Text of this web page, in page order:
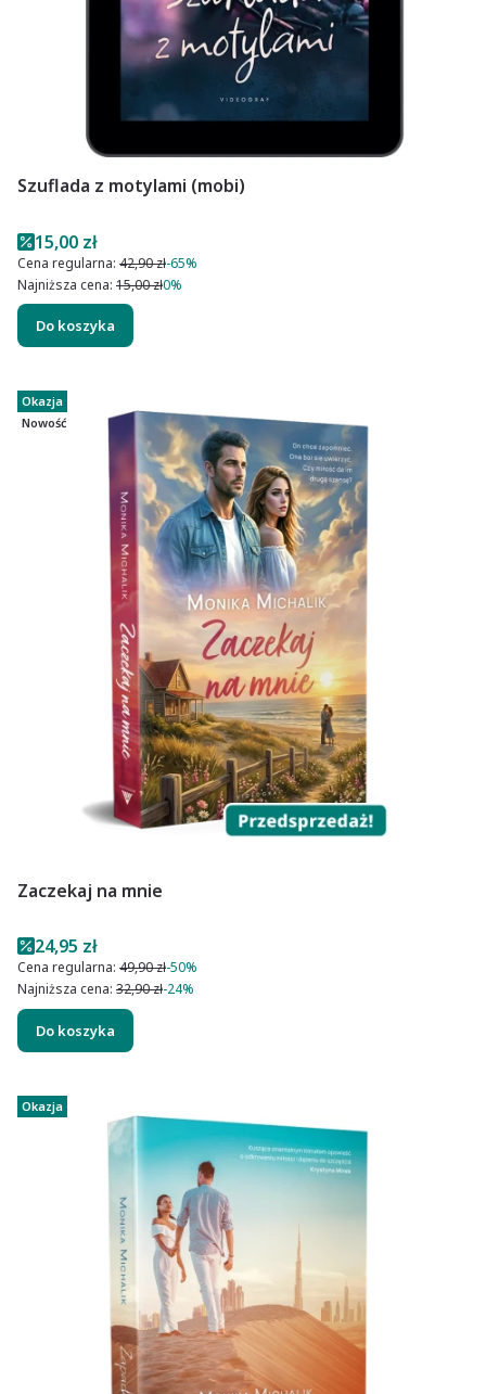
Szuflada z motylami (mobi)
Cena promocyjna
15,00 zł
Cena regularna: 42,90 zł-65%
Najniższa cena: 15,00 zł0%
Do koszyka
Okazja
Nowość
Zaczekaj na mnie
Cena promocyjna
24,95 zł
Cena regularna: 49,90 zł-50%
Najniższa cena: 32,90 zł-24%
Do koszyka
Okazja